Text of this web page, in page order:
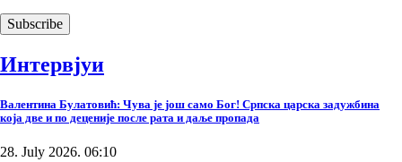
Интервјуи
Валентина Булатовић: Чува је још само Бог! Српска царска задужбина
која две и по деценије после рата и даље пропада
28. July 2026. 06:10